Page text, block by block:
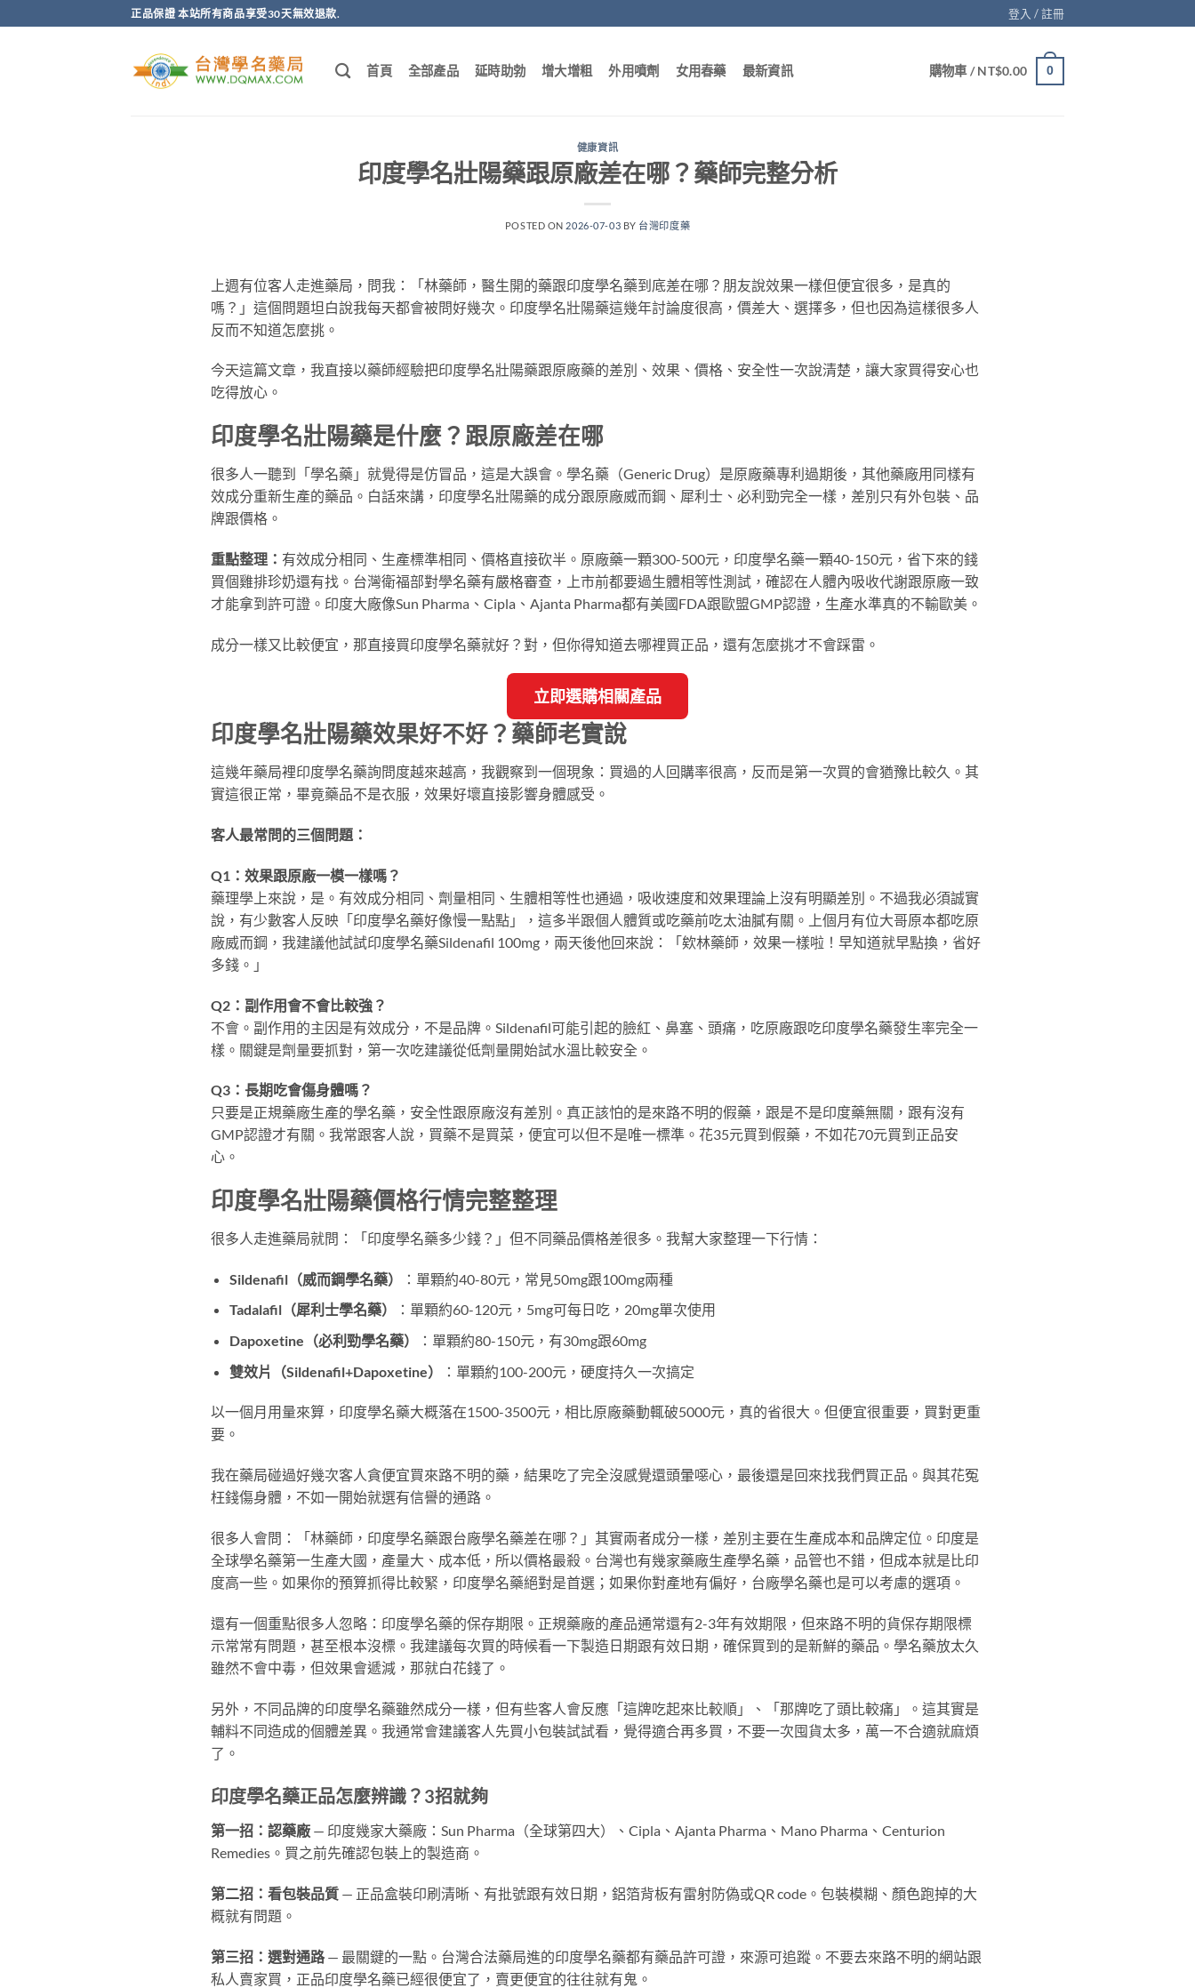
轉
正品保證 本站所有商品享受30天無效退款. 登入 / 註冊
首頁 全部產品 延時助勃 增大增粗 外用噴劑 女用春藥 最新資訊 購物車 /NT$0.00 0
健康資訊
印度學名壯陽藥跟原廠差在哪？藥師完整分析
POSTED ON 2026-07-03 BY 台灣印度藥
上週有位客人走進藥局，問我：「林藥師，醫生開的藥跟印度學名藥到底差在哪？朋友說效果一樣但便宜很多，是真的
嗎？」這個問題坦白說我每天都會被問好幾次。印度學名壯陽藥這幾年討論度很高，價差大、選擇多，但也因為這樣很多人
反而不知道怎麼挑。
今天這篇文章，我直接以藥師經驗把印度學名壯陽藥跟原廠藥的差別、效果、價格、安全性一次說清楚，讓大家買得安心也
吃得放心。
印度學名壯陽藥是什麼？跟原廠差在哪
很多人一聽到「學名藥」就覺得是仿冒品，這是大誤會。學名藥（Generic Drug）是原廠藥專利過期後，其他藥廠用同樣有
效成分重新生產的藥品。白話來講，印度學名壯陽藥的成分跟原廠威而鋼、犀利士、必利勁完全一樣，差別只有外包裝、品
牌跟價格。
重點整理： 有效成分相同、生產標準相同、價格直接砍半。原廠藥一顆300-500元，印度學名藥一顆40-150元，省下來的錢
買個雞排珍奶還有找。台灣衛福部對學名藥有嚴格審查，上市前都要過生體相等性測試，確認在人體內吸收代謝跟原廠一致
才能拿到許可證。印度大廠像Sun Pharma、Cipla、Ajanta Pharma都有美國FDA跟歐盟GMP認證，生產水準真的不輸歐美。
成分一樣又比較便宜，那直接買印度學名藥就好？對，但你得知道去哪裡買正品，還有怎麼挑才不會踩雷。
立即選購相關產品
印度學名壯陽藥效果好不好？藥師老實說
這幾年藥局裡印度學名藥詢問度越來越高，我觀察到一個現象：買過的人回購率很高，反而是第一次買的會猶豫比較久。其
實這很正常，畢竟藥品不是衣服，效果好壞直接影響身體感受。
客人最常問的三個問題：
Q1：效果跟原廠一模一樣嗎？
藥理學上來說，是。有效成分相同、劑量相同、生體相等性也通過，吸收速度和效果理論上沒有明顯差別。不過我必須誠實
說，有少數客人反映「印度學名藥好像慢一點點」，這多半跟個人體質或吃藥前吃太油膩有關。上個月有位大哥原本都吃原
廠威而鋼，我建議他試試印度學名藥Sildenafil 100mg，兩天後他回來說：「欸林藥師，效果一樣啦！早知道就早點換，省好
多錢。」
Q2：副作用會不會比較強？
不會。副作用的主因是有效成分，不是品牌。Sildenafil可能引起的臉紅、鼻塞、頭痛，吃原廠跟吃印度學名藥發生率完全一
樣。關鍵是劑量要抓對，第一次吃建議從低劑量開始試水溫比較安全。
Q3：長期吃會傷身體嗎？
只要是正規藥廠生產的學名藥，安全性跟原廠沒有差別。真正該怕的是來路不明的假藥，跟是不是印度藥無關，跟有沒有
GMP認證才有關。我常跟客人說，買藥不是買菜，便宜可以但不是唯一標準。花35元買到假藥，不如花70元買到正品安
心。
印度學名壯陽藥價格行情完整整理
很多人走進藥局就問：「印度學名藥多少錢？」但不同藥品價格差很多。我幫大家整理一下行情：
Sildenafil（威而鋼學名藥）
：單顆約40-80元，常見50mg跟100mg兩種
Tadalafil（犀利士學名藥）
：單顆約60-120元，5mg可每日吃，20mg單次使用
Dapoxetine（必利勁學名藥）
：單顆約80-150元，有30mg跟60mg
雙效片（Sildenafil+Dapoxetine）
：單顆約100-200元，硬度持久一次搞定
以一個月用量來算，印度學名藥大概落在1500-3500元，相比原廠藥動輒破5000元，真的省很大。但便宜很重要，買對更重
要。
我在藥局碰過好幾次客人貪便宜買來路不明的藥，結果吃了完全沒感覺還頭暈噁心，最後還是回來找我們買正品。與其花冤
枉錢傷身體，不如一開始就選有信譽的通路。
很多人會問：「林藥師，印度學名藥跟台廠學名藥差在哪？」其實兩者成分一樣，差別主要在生產成本和品牌定位。印度是
全球學名藥第一生產大國，產量大、成本低，所以價格最殺。台灣也有幾家藥廠生產學名藥，品管也不錯，但成本就是比印
度高一些。如果你的預算抓得比較緊，印度學名藥絕對是首選；如果你對產地有偏好，台廠學名藥也是可以考慮的選項。
還有一個重點很多人忽略：印度學名藥的保存期限。正規藥廠的產品通常還有2-3年有效期限，但來路不明的貨保存期限標
示常常有問題，甚至根本沒標。我建議每次買的時候看一下製造日期跟有效日期，確保買到的是新鮮的藥品。學名藥放太久
雖然不會中毒，但效果會遞減，那就白花錢了。
另外，不同品牌的印度學名藥雖然成分一樣，但有些客人會反應「這牌吃起來比較順」、「那牌吃了頭比較痛」。這其實是
輔料不同造成的個體差異。我通常會建議客人先買小包裝試試看，覺得適合再多買，不要一次囤貨太多，萬一不合適就麻煩
了。
印度學名藥正品怎麼辨識？3招就夠
第一招：認藥廠 — 印度幾家大藥廠：Sun Pharma（全球第四大）、Cipla、Ajanta Pharma、Mano Pharma、Centurion
Remedies。買之前先確認包裝上的製造商。
第二招：看包裝品質 — 正品盒裝印刷清晰、有批號跟有效日期，鋁箔背板有雷射防偽或QR code。包裝模糊、顏色跑掉的大
概就有問題。
第三招：選對通路— 最關鍵的一點。台灣合法藥局進的印度學名藥都有藥品許可證，來源可追蹤。不要去來路不明的網站跟
私人賣家買，正品印度學名藥已經很便宜了，賣更便宜的往往就有鬼。